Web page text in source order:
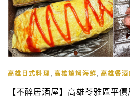
高雄日式料理 , 高雄燒烤海鮮 , 高雄餐酒
【不醉居酒屋】高雄苓雅區平